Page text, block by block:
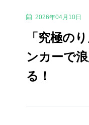
2026年04月10日
「究極の
ンカーで
る！